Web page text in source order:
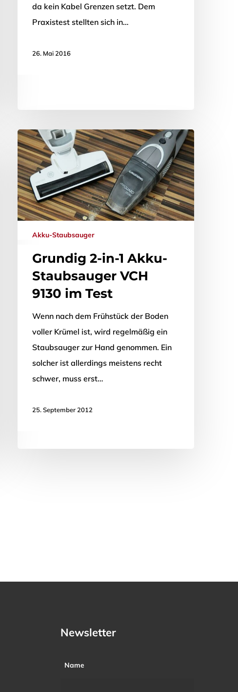
da kein Kabel Grenzen setzt. Dem
Praxistest stellten sich in…
26. Mai 2016
Akku-Staubsauger
Grundig 2-in-1 Akku-
Staubsauger VCH
9130 im Test
Wenn nach dem Frühstück der Boden
voller Krümel ist, wird regelmäßig ein
Staubsauger zur Hand genommen. Ein
solcher ist allerdings meistens recht
schwer, muss erst…
25. September 2012
Newsletter
Name